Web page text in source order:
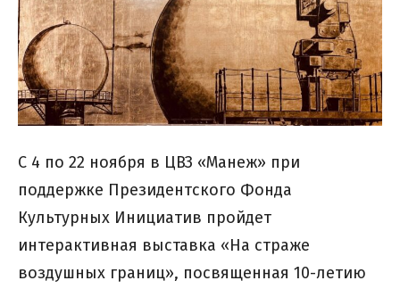
С 4 по 22 ноября в ЦВЗ «Манеж» при
поддержке Президентского Фонда
Культурных Инициатив пройдет
интерактивная выставка «На страже
воздушных границ», посвященная 10-летию